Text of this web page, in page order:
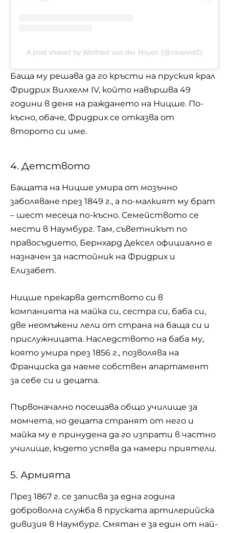
A post shared by Winfried von der Hoyen (@cinarvol2)
Баща му решава да го кръсти на пруския крал
Фридрих Вилхелм IV, който навършва 49
години в деня на раждането на Ницше. По-
късно, обаче, Фридрих се отказва от
второто си име.
4. Детството
Бащата на Ницше умира от мозъчно
заболяване през 1849 г., а по-малкият му брат
– шест месеца по-късно. Семейството се
мести в Наумбург. Там, съветникът по
правосъдието, Бернхард Дексел официално е
назначен за настойник на Фридрих и
Елизабет.
Ницше прекарва детството си в
компанията на майка си, сестра си, баба си,
две неомъжени лели от страна на баща си и
прислужницата. Наследството на баба му,
която умира през 1856 г., позволява на
Франциска да наеме собствен апартамент
за себе си и децата.
Първоначално посещава общо училище за
момчета, но децата странят от него и
майка му е принудена да го изпрати в частно
училище, където успява да намери приятели.
5. Армията
През 1867 г. се записва за една година
доброволна служба в пруската артилерийска
дивизия в Наумбург. Смятан е за един от най-